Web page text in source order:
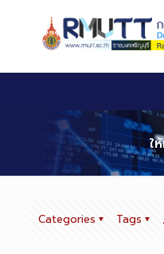
ใ
Categories Tags